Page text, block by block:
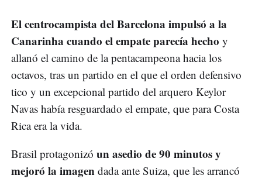
El centrocampista del Barcelona impulsó a la
Canarinha cuando el empate parecía hecho y
allanó el camino de la pentacampeona hacia los
octavos, tras un partido en el que el orden defensivo
tico y un excepcional partido del arquero Keylor
Navas había resguardado el empate, que para Costa
Rica era la vida.
Brasil protagonizó un asedio de 90 minutos y
mejoró la imagen dada ante Suiza, que les arrancó